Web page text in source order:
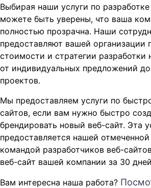
Выбирая наши услуги по
можете быть уверены, что ваша
полностью прозрачна. Наши
предоставляют вашей организации
стоимости и стратегии разработки
от индивидуальных предложений
проектов.
Мы предоставляем услуги по
сайтов, если вам нужно быстро
брендировать новый веб-сайт. Эта
предоставляется нашей
командой разработчиков веб-
веб-сайт вашей компании за 30
Вам интересна наша работа?